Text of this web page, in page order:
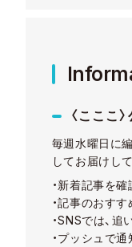
〈こここ
毎週水曜日に
してお届けし
・新着記事を
・記事のおすす
・SNSでは、追
・プッシュで通